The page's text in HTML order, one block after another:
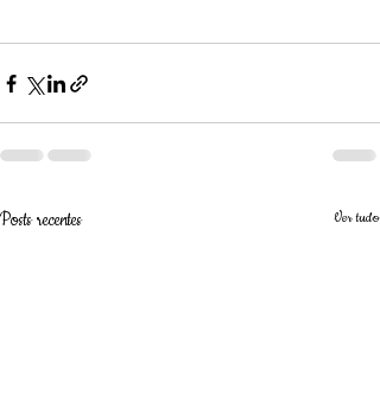
Posts recentes Ver tudo